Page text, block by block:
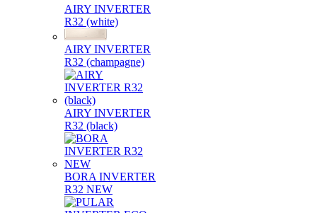
AIRY INVERTER
R32 (white)
AIRY INVERTER
R32 (champagne)
AIRY INVERTER
R32 (black)
BORA INVERTER
R32 NEW